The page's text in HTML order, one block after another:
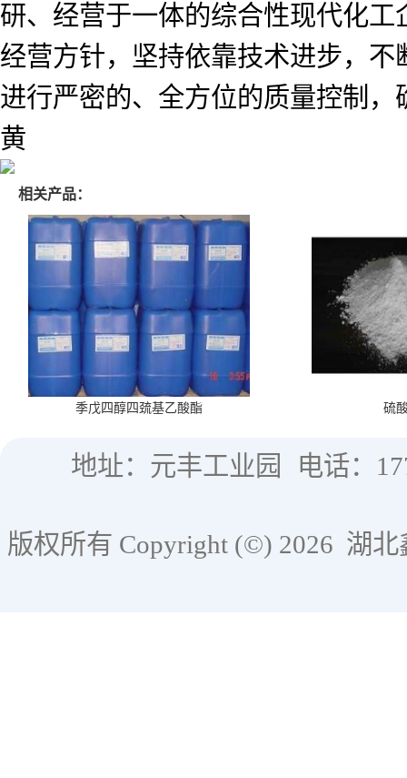
研、经营于一体的综合性现代化
经营方针，坚持依靠技术进步，
进行严密的、全方位的质量控制
黄
相关产品：
季戊四醇四巯基乙酸酯 硫
地址：元丰工业园 电话：
版权所有 Copyright (©) 2026 湖北